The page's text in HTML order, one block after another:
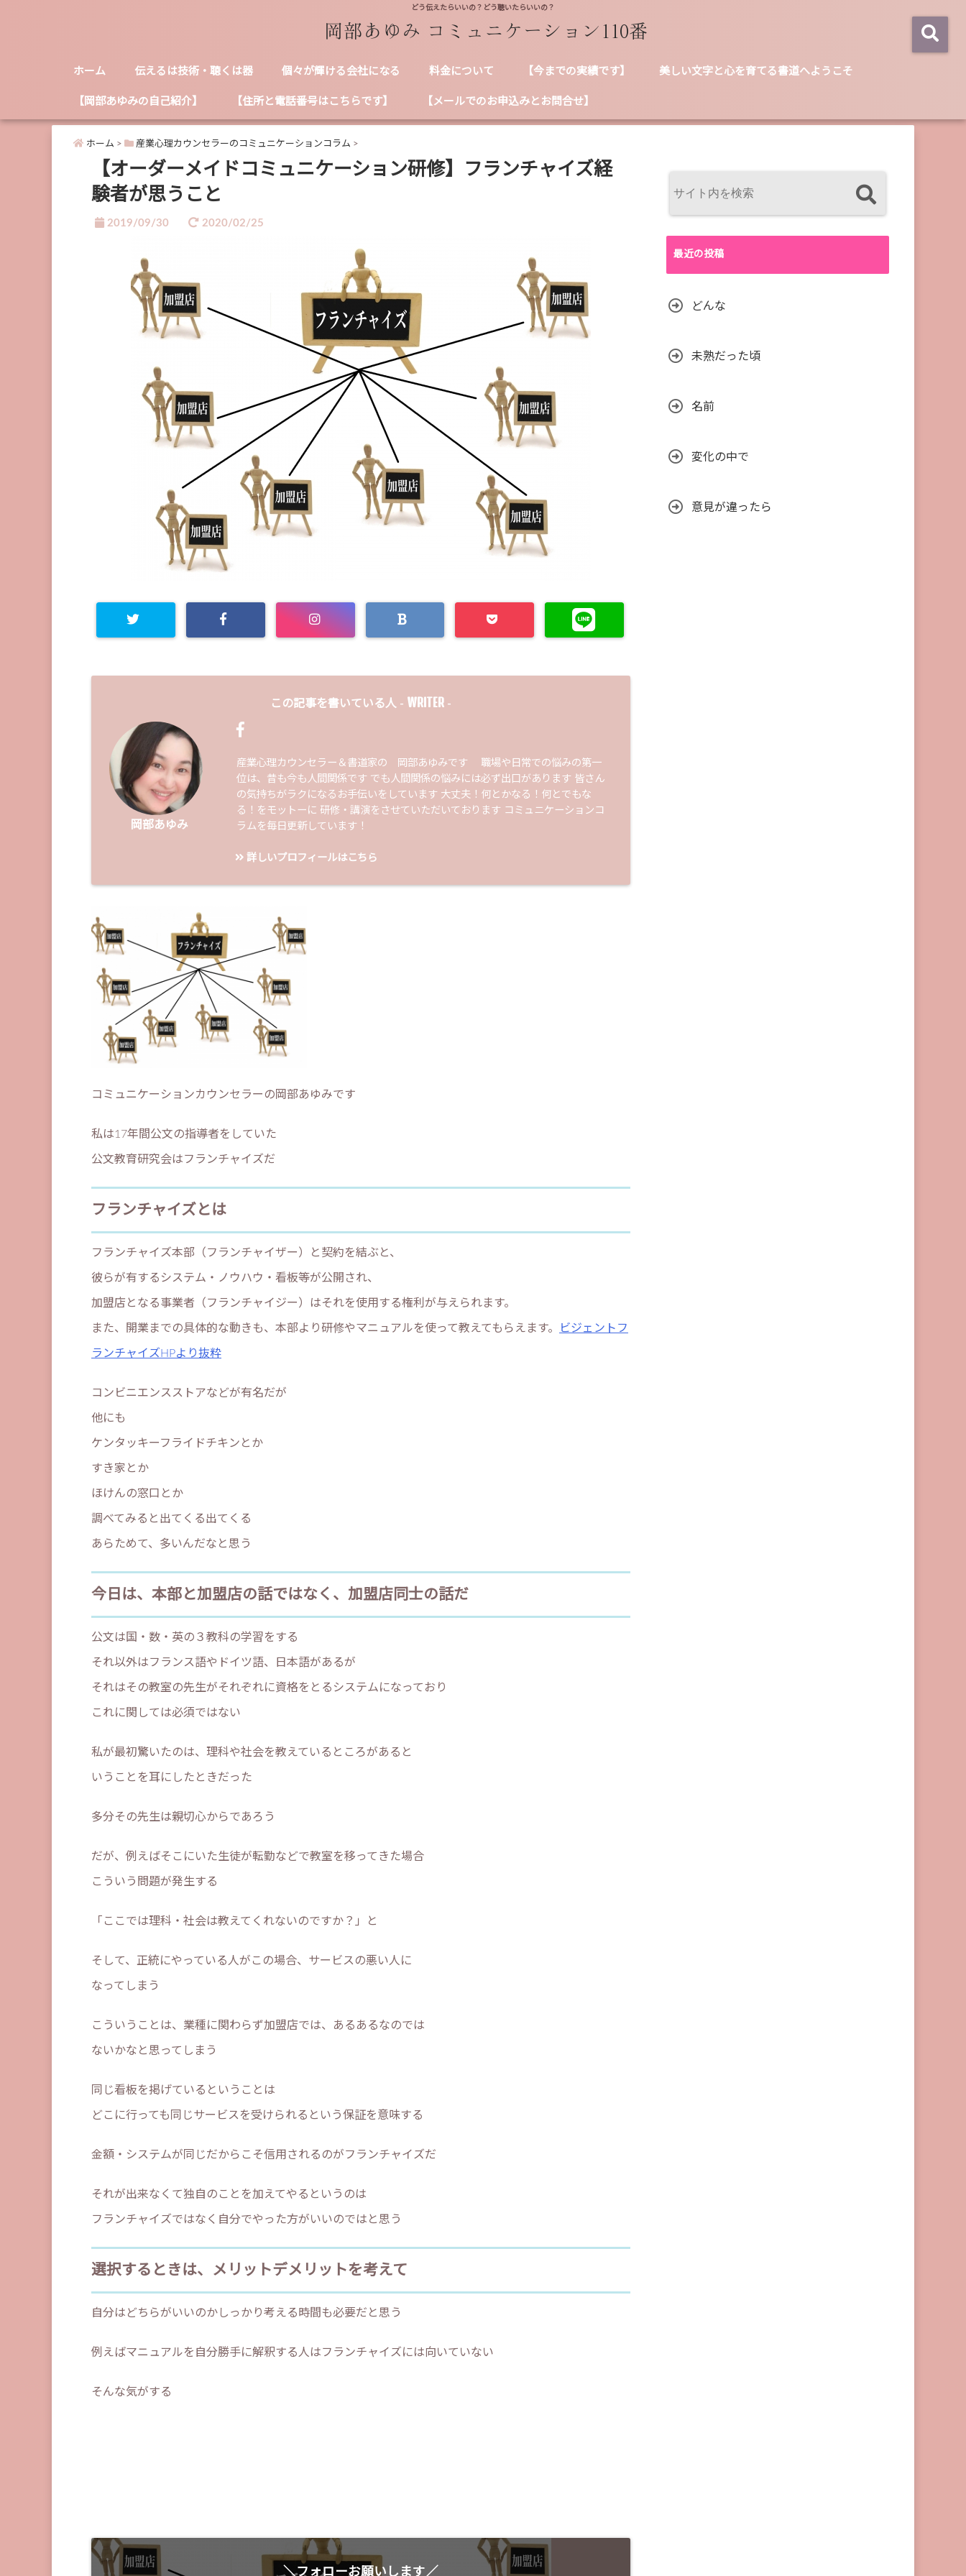
どう伝えたらいいの？どう聴いたらいいの？
ホーム 伝えるは技術・聴くは器 個々が輝ける会社になる 料金について 【今までの実績です】 美しい文字と心を育てる書道へようこそ
【岡部あゆみの自己紹介】 【住所と電話番号はこちらです】 【メールでのお申込みとお問合せ】
ホーム > 産業心理カウンセラーのコミュニケーションコラム >
【オーダーメイドコミュニケーション研修】フランチャイズ経
験者が思うこと
2019/09/30 2020/02/25
この記事を書いている人 - WRITER -
岡部あゆみ
産業心理カウンセラー＆書道家の 岡部あゆみです 職場や日常での悩みの第一
位は、昔も今も人間関係です でも人間関係の悩みには必ず出口があります 皆さん
の気持ちがラクになるお手伝いをしています 大丈夫！何とかなる！何とでもな
る！をモットーに 研修・講演をさせていただいております コミュニケーションコ
ラムを毎日更新しています！
詳しいプロフィールはこちら
コミュニケーションカウンセラーの岡部あゆみです
私は17年間公文の指導者をしていた
公文教育研究会はフランチャイズだ
フランチャイズとは
フランチャイズ本部（フランチャイザー）と契約を結ぶと、
彼らが有するシステム・ノウハウ・看板等が公開され、
加盟店となる事業者（フランチャイジー）はそれを使用する権利が与えられます。
また、開業までの具体的な動きも、本部より研修やマニュアルを使って教えてもらえます。 ビジェントフ
ランチャイズHPより抜粋
コンビニエンスストアなどが有名だが
他にも
ケンタッキーフライドチキンとか
すき家とか
ほけんの窓口とか
調べてみると出てくる出てくる
あらためて、多いんだなと思う
今日は、本部と加盟店の話ではなく、加盟店同士の話だ
公文は国・数・英の３教科の学習をする
それ以外はフランス語やドイツ語、日本語があるが
それはその教室の先生がそれぞれに資格をとるシステムになっており
これに関しては必須ではない
私が最初驚いたのは、理科や社会を教えているところがあると
いうことを耳にしたときだった
多分その先生は親切心からであろう
だが、例えばそこにいた生徒が転勤などで教室を移ってきた場合
こういう問題が発生する
「ここでは理科・社会は教えてくれないのですか？」と
そして、正統にやっている人がこの場合、サービスの悪い人に
なってしまう
こういうことは、業種に関わらず加盟店では、あるあるなのでは
ないかなと思ってしまう
同じ看板を掲げているということは
どこに行っても同じサービスを受けられるという保証を意味する
金額・システムが同じだからこそ信用されるのがフランチャイズだ
それが出来なくて独自のことを加えてやるというのは
フランチャイズではなく自分でやった方がいいのではと思う
選択するときは、メリットデメリットを考えて
自分はどちらがいいのかしっかり考える時間も必要だと思う
例えばマニュアルを自分勝手に解釈する人はフランチャイズには向いていない
そんな気がする
＼フォローお願いします／
最近の投稿
どんな
未熟だった頃
名前
変化の中で
意見が違ったら